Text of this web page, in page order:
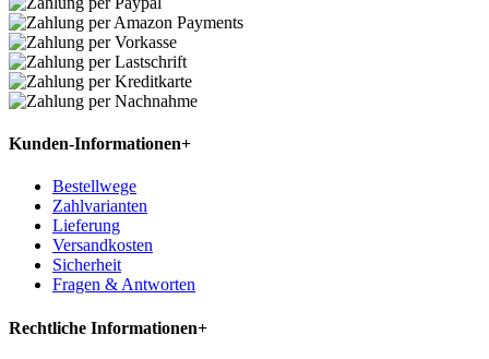
Kunden-Informationen+
Bestellwege
Zahlvarianten
Lieferung
Versandkosten
Sicherheit
Fragen & Antworten
Rechtliche Informationen+